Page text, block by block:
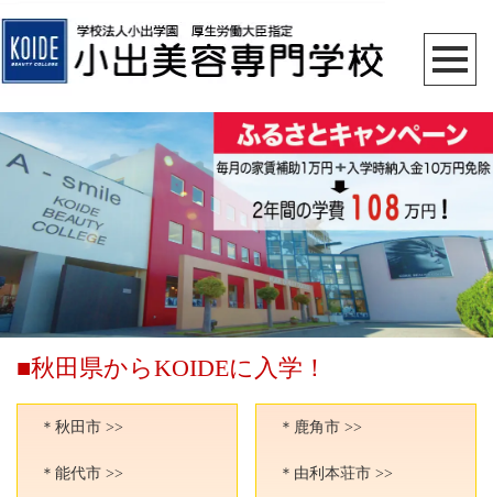
■秋田県からKOIDEに入学！
＊秋田市 >>
＊能代市 >>
＊鹿角市 >>
＊由利本荘市 >>